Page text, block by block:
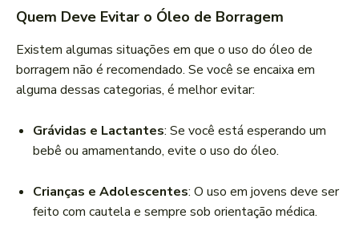
Quem Deve Evitar o Óleo de Borragem
Existem algumas situações em que o uso do óleo de
borragem não é recomendado. Se você se encaixa em
alguma dessas categorias, é melhor evitar:
Grávidas e Lactantes: Se você está esperando um
bebê ou amamentando, evite o uso do óleo.
Crianças e Adolescentes: O uso em jovens deve ser
feito com cautela e sempre sob orientação médica.